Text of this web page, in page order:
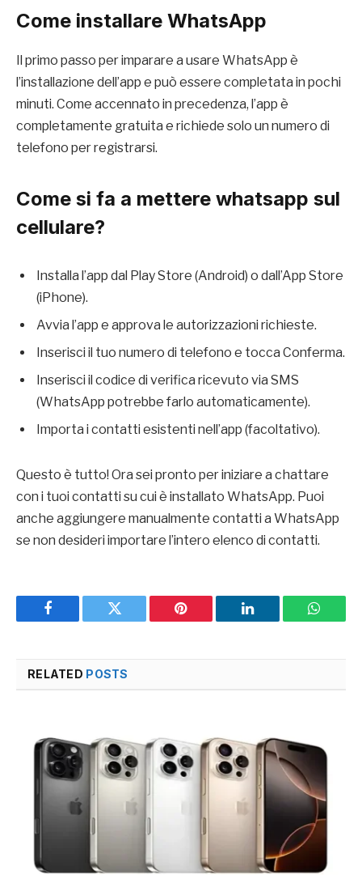
Come installare WhatsApp
Il primo passo per imparare a usare WhatsApp è
l’installazione dell’app e può essere completata in pochi
minuti. Come accennato in precedenza, l’app è
completamente gratuita e richiede solo un numero di
telefono per registrarsi.
Come si fa a mettere whatsapp sul
cellulare?
Installa l’app dal Play Store (Android) o dall’App Store
(iPhone).
Avvia l’app e approva le autorizzazioni richieste.
Inserisci il tuo numero di telefono e tocca Conferma.
Inserisci il codice di verifica ricevuto via SMS
(WhatsApp potrebbe farlo automaticamente).
Importa i contatti esistenti nell’app (facoltativo).
Questo è tutto! Ora sei pronto per iniziare a chattare
con i tuoi contatti su cui è installato WhatsApp. Puoi
anche aggiungere manualmente contatti a WhatsApp
se non desideri importare l’intero elenco di contatti.
Facebook Twitter Pinterest LinkedIn
RELATED POSTS